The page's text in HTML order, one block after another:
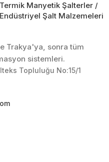
Termik Manyetik Şalterler /
Endüstriyel Şalt Malzemeleri
Trakya'ya, sonra tüm
sistemleri.
Topluluğu No:15/1